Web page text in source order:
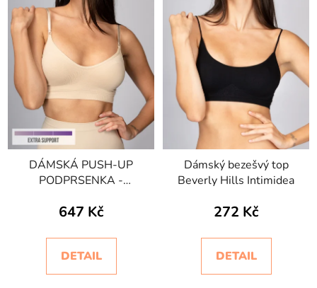
DÁMSKÁ PUSH-UP
PODPRSENKA -
SUPPORT
647 Kč
DETAIL
Dámský bezešvý top
Beverly Hills Intimidea
272 Kč
DETAIL